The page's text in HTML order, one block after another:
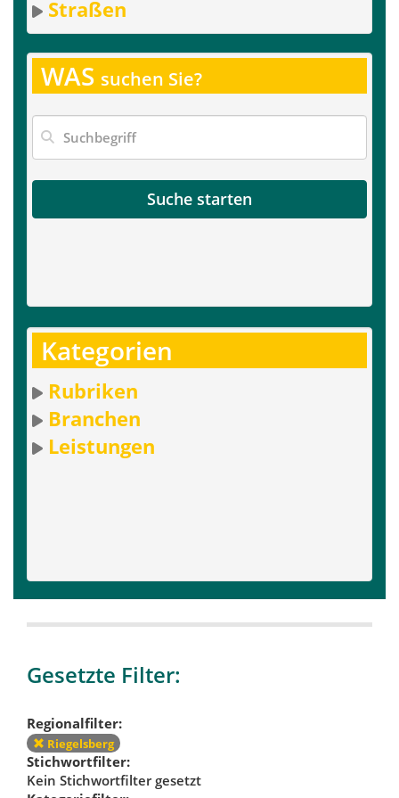
Straßen
WAS suchen Sie?
Suche starten
Kategorien
Rubriken
Branchen
Leistungen
Gesetzte Filter:
Regionalfilter:
Riegelsberg
Stichwortfilter:
Kein Stichwortfilter gesetzt